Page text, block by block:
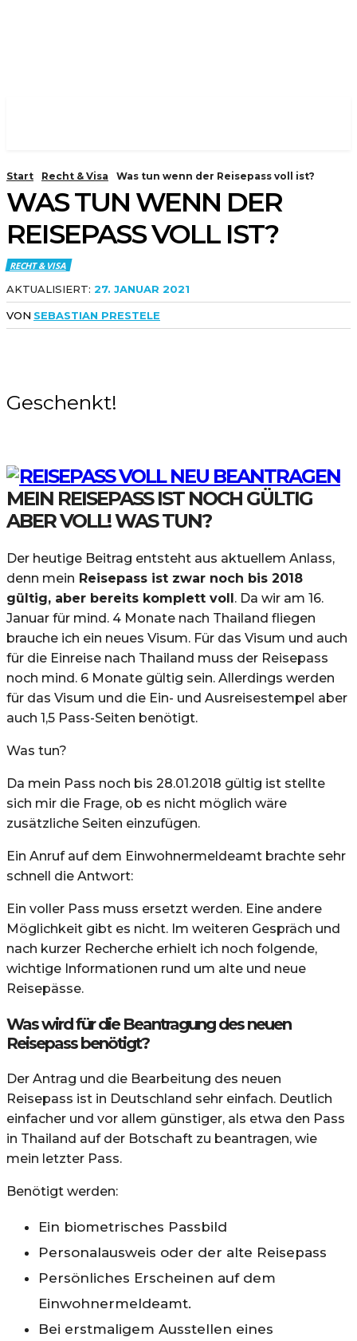
Start Recht & Visa Was tun wenn der Reisepass voll ist?
WAS TUN WENN DER
REISEPASS VOLL IST?
RECHT & VISA
AKTUALISIERT: 27. JANUAR 2021
VON SEBASTIAN PRESTELE
Geschenkt!
MEIN REISEPASS IST NOCH GÜLTIG
ABER VOLL! WAS TUN?
Der heutige Beitrag entsteht aus aktuellem Anlass,
denn mein Reisepass ist zwar noch bis 2018
gültig, aber bereits komplett voll . Da wir am 16.
Januar für mind. 4 Monate nach Thailand fliegen
brauche ich ein neues Visum. Für das Visum und auch
für die Einreise nach Thailand muss der Reisepass
noch mind. 6 Monate gültig sein. Allerdings werden
für das Visum und die Ein- und Ausreisestempel aber
auch 1,5 Pass-Seiten benötigt.
Was tun?
Da mein Pass noch bis 28.01.2018 gültig ist stellte
sich mir die Frage, ob es nicht möglich wäre
zusätzliche Seiten einzufügen.
Ein Anruf auf dem Einwohnermeldeamt brachte sehr
schnell die Antwort:
Ein voller Pass muss ersetzt werden. Eine andere
Möglichkeit gibt es nicht. Im weiteren Gespräch und
nach kurzer Recherche erhielt ich noch folgende,
wichtige Informationen rund um alte und neue
Reisepässe.
Was wird für die Beantragung des neuen
Reisepass benötigt?
Der Antrag und die Bearbeitung des neuen
Reisepass ist in Deutschland sehr einfach. Deutlich
einfacher und vor allem günstiger, als etwa den Pass
in Thailand auf der Botschaft zu beantragen, wie
mein letzter Pass.
Benötigt werden:
Ein biometrisches Passbild
Personalausweis oder der alte Reisepass
Persönliches Erscheinen auf dem
Einwohnermeldeamt.
Bei erstmaligem Ausstellen eines